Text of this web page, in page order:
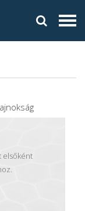
elsőként